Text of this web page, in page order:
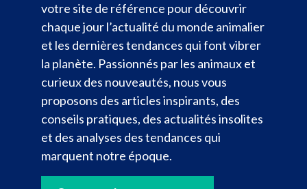
votre site de référence pour découvrir
chaque jour l’actualité du monde animalier
et les dernières tendances qui font vibrer
la planète. Passionnés par les animaux et
curieux des nouveautés, nous vous
proposons des articles inspirants, des
conseils pratiques, des actualités insolites
et des analyses des tendances qui
marquent notre époque.